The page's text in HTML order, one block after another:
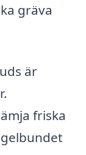
gräva
är
friska